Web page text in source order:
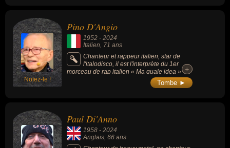
chanteur de country, chanteur de bossa nova, compositeur de jazz,
pianiste ou trompettiste. En ce qui concerne leurs nationalités au
moment de leurs morts, ils peuvent avoir été américain, italien,
anglais, brésilien ou francais par exemple.
Notez-le !
Pino D'Angio
1952 - 2024
Italien , 71 ans
Chanteur et rappeur italien, star de
l'italodisco, il est l'interprète du 1er
morceau de rap italien « Ma quale idea »
+
+
Tombe ►
Paul Di'Anno
1958 - 2024
Anglais, 66 ans